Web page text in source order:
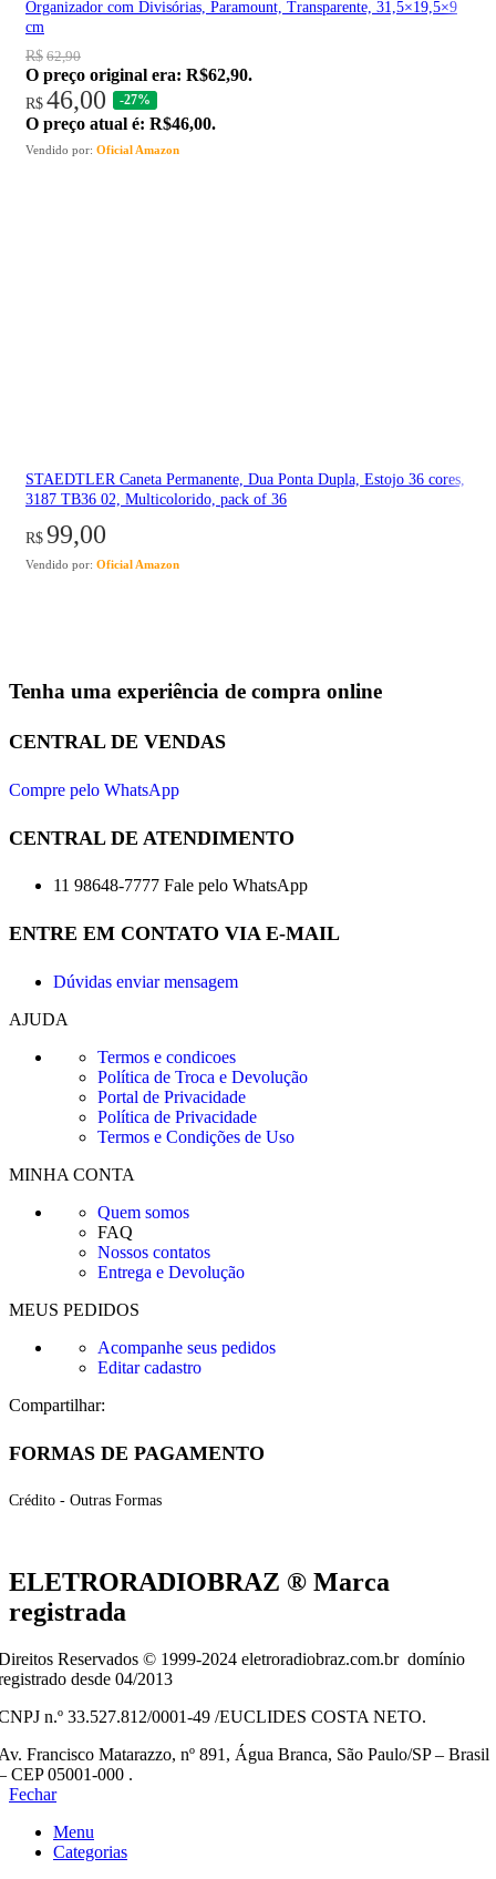
Organizador com Divisórias, Paramount, Transparente, 31,5×19,5×9
cm
R$ 62,90
O preço original era: R$62,90.
R$ 46,00 -27%
O preço atual é: R$46,00.
Vendido por: Oficial Amazon
STAEDTLER Caneta Permanente, Dua Ponta Dupla, Estojo 36 cores,
3187 TB36 02, Multicolorido, pack of 36
R$ 99,00
Vendido por: Oficial Amazon
Tenha uma experiência de compra online
CENTRAL DE VENDAS
Compre pelo WhatsApp
CENTRAL DE ATENDIMENTO
11 98648-7777 Fale pelo WhatsApp
ENTRE EM CONTATO VIA E-MAIL
Dúvidas enviar mensagem
AJUDA
Termos e condicoes
Política de Troca e Devolução
Portal de Privacidade
Política de Privacidade
Termos e Condições de Uso
MINHA CONTA
Quem somos
FAQ
Nossos contatos
Entrega e Devolução
MEUS PEDIDOS
Acompanhe seus pedidos
Editar cadastro
Compartilhar:
FORMAS DE PAGAMENTO
Crédito - Outras Formas
ELETRORADIOBRAZ ® Marca
registrada
Reservados © 1999-2024 eletroradiobraz.com.br domínio
desde 04/2013
n.º 33.527.812/0001-49 /EUCLIDES COSTA NETO.
Francisco Matarazzo, nº 891, Água Branca, São Paulo/SP – Brasil
CEP 05001-000 .
Fechar
Menu
Categorias